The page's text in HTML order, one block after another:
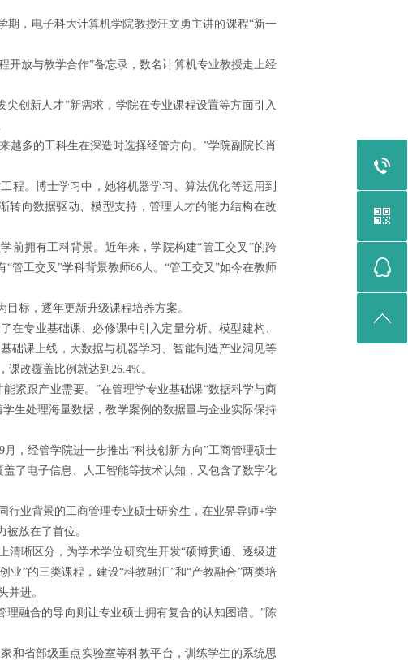
，电子科大计算机学院教授汪文勇主讲的课程“新一
放与教学合作”备忘录，数名计算机专业教授走上经
创新人才”新需求，学院在专业课程设置等方面引入
多的工科生在深造时选择经管方向。”学院副院长肖
。博士学习中，她将机器学习、算法优化等运用到
转向数据驱动、模型支持，管理人才的能力结构在改
拥有工科背景。近年来，学院构建“管工交叉”的跨
管工交叉”学科背景教师66人。“管工交叉”如今在教师
标，逐年更新升级课程培养方案。
专业基础课、必修课中引入定量分析、模型建构、
础课上线，大数据与机器学习、智能制造产业洞见等
改覆盖比例就达到26.4%。
跟产业需要。”在管理学专业基础课“数据科学与商
生处理海量数据，教学案例的数据量与企业实际保持
，经管学院进一步推出“科技创新方向”工商管理硕士
了电子信息、人工智能等技术认知，又包含了数字化
业背景的工商管理专业硕士研究生，在业界导师+学
放在了首位。
晰区分，为学术学位研究生开发“硕博贯通、逐级进
业”的三类课程，建设“科教融汇”和“产教融合”两类培
并进。
融合的导向则让专业硕士拥有复合的认知图谱。”陈
省部级重点实验室等科教平台，训练学生的系统思